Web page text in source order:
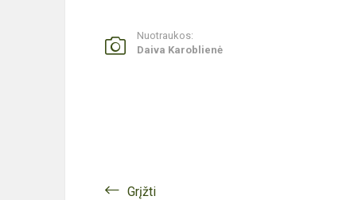
Nuotraukos:
Daiva Karoblienė
Grįžti